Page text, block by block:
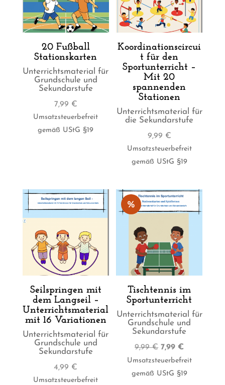
20 Fußball
Stationskarten
Unterrichtsmaterial für
Grundschule und
Sekundarstufe
7,99 €
Umsatzsteuerbefreit
gemäß UStG §19
Koordinationscircui
t für den
Sportunterricht –
Mit 20
spannenden
Stationen
Unterrichtsmaterial für
die Sekundarstufe
9,99 €
Umsatzsteuerbefreit
gemäß UStG §19
Seilspringen mit
dem Langseil –
Unterrichtsmaterial
mit 16 Variationen
Unterrichtsmaterial für
Grundschule und
Sekundarstufe
4,99 €
Umsatzsteuerbefreit
%
Tischtennis im
Sportunterricht
Unterrichtsmaterial für
Grundschule und
Sekundarstufe
9,99€ Ursprünglicher
Preis
war:
7,99€
Preis
ist:
Umsatzsteuerbefreit
gemäß UStG §19